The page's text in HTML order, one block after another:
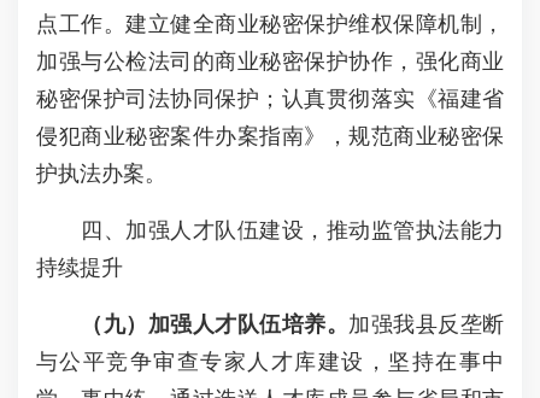
点工作。建立健全商业秘密保护维权保障机制，
加强与公检法司的商业秘密保护协作，强化商业
秘密保护司法协同保护；认真贯彻落实《福建省
侵犯商业秘密案件办案指南》，规范商业秘密保
护执法办案。
四、加强人才队伍建设，推动监管执法能力
持续提升
（九） 加强人才队伍培养。 加强我县反垄断
与公平竞争审查专家人才库建设，坚持在事中